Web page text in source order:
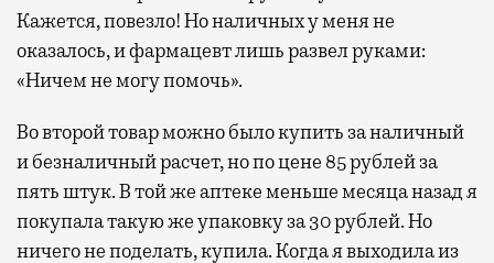
Кажется, повезло! Но наличных у меня не
оказалось, и фармацевт лишь развел руками:
«Ничем не могу помочь».
Во второй товар можно было купить за наличный
и безналичный расчет, но по цене 85 рублей за
пять штук. В той же аптеке меньше месяца назад я
покупала такую же упаковку за 30 рублей. Но
ничего не поделать, купила. Когда я выходила из